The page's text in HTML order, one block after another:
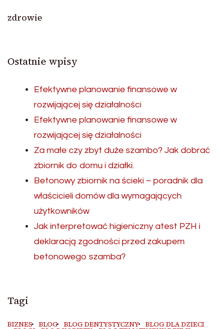
zdrowie
Ostatnie wpisy
Efektywne planowanie finansowe w
rozwijającej się działalności
Efektywne planowanie finansowe w
rozwijającej się działalności
Za małe czy zbyt duże szambo? Jak dobrać
zbiornik do domu i działki.
Betonowy zbiornik na ścieki – poradnik dla
właścicieli domów dla wymagających
użytkowników
Jak interpretować higieniczny atest PZH i
deklaracją zgodności przed zakupem
betonowego szamba?
Tagi
BIZNES BLOG BLOG DENTYSTYCZNY BLOG DLA DZIECI